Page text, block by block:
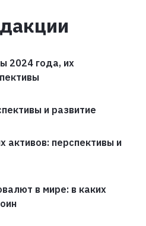
2024 года, их
и развитие
активов: перспективы и
в мире: в каких